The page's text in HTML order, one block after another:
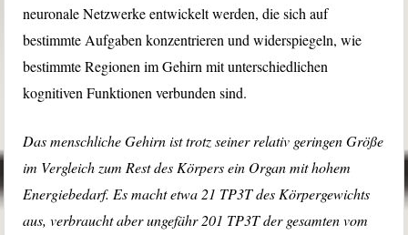
neuronale Netzwerke entwickelt werden, die sich auf
bestimmte Aufgaben konzentrieren und widerspiegeln, wie
bestimmte Regionen im Gehirn mit unterschiedlichen
kognitiven Funktionen verbunden sind.
Das menschliche Gehirn ist trotz seiner relativ geringen Größe
im Vergleich zum Rest des Körpers ein Organ mit hohem
Energiebedarf. Es macht etwa 21 TP3T des Körpergewichts
aus, verbraucht aber ungefähr 201 TP3T der gesamten vom